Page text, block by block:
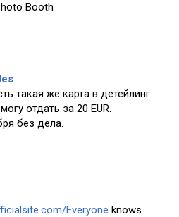
Booth
такая же карта в детейлинг
отдать за 20 EUR.
без дела.
Everyone knows